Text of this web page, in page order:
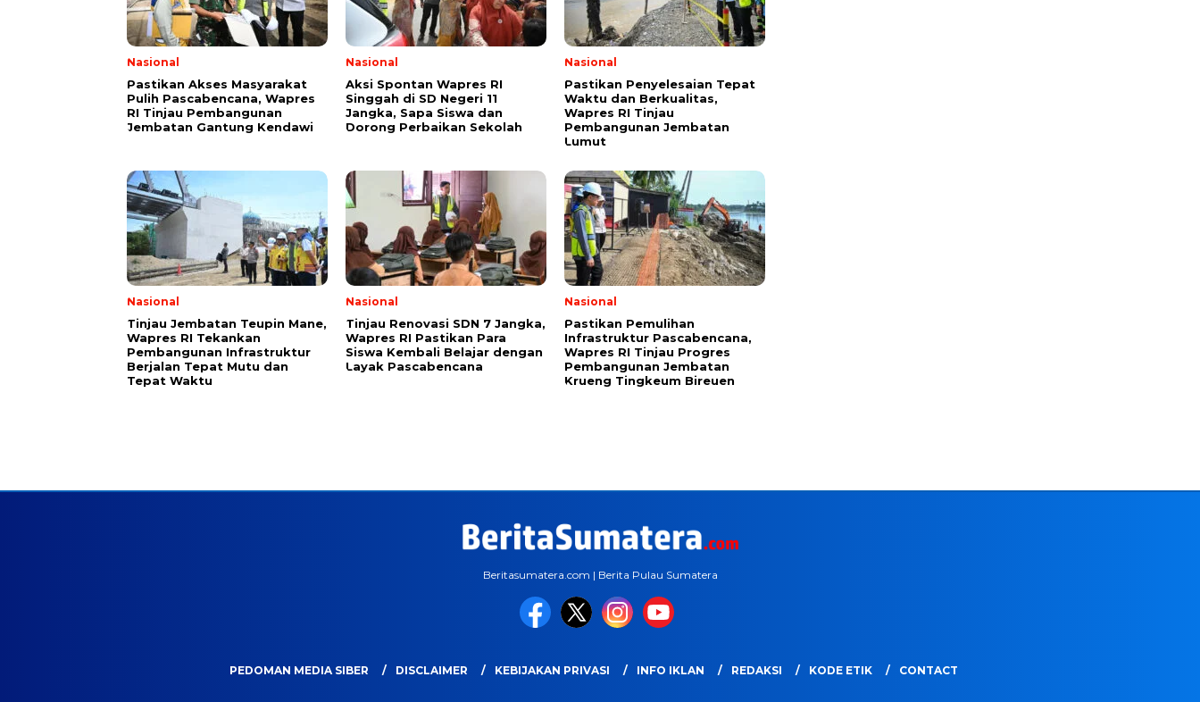
Nasional
Pastikan Akses Masyarakat
Pulih Pascabencana, Wapres
RI Tinjau Pembangunan
Jembatan Gantung Kendawi
Nasional
Aksi Spontan Wapres RI
Singgah di SD Negeri 11
Jangka, Sapa Siswa dan
Dorong Perbaikan Sekolah
Nasional
Pastikan Penyelesaian Tepat
Waktu dan Berkualitas,
Wapres RI Tinjau
Pembangunan Jembatan
Lumut
Nasional
Tinjau Jembatan Teupin Mane,
Wapres RI Tekankan
Pembangunan Infrastruktur
Berjalan Tepat Mutu dan
Tepat Waktu
Nasional
Tinjau Renovasi SDN 7 Jangka,
Wapres RI Pastikan Para
Siswa Kembali Belajar dengan
Layak Pascabencana
Nasional
Pastikan Pemulihan
Infrastruktur Pascabencana,
Wapres RI Tinjau Progres
Pembangunan Jembatan
Krueng Tingkeum Bireuen
Beritasumatera.com | Berita Pulau Sumatera
PEDOMAN MEDIA SIBER DISCLAIMER KEBIJAKAN PRIVASI INFO IKLAN REDAKSI KODE ETIK CONTACT